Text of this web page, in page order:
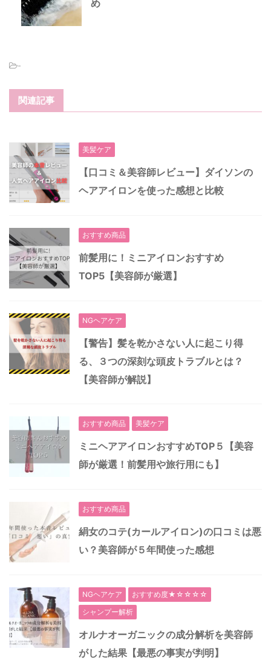
め
-
関連記事
美髪ケア
【口コミ＆美容師レビュー】ダイソンの
ヘアアイロンを使った感想と比較
おすすめ商品
前髪用に！ミニアイロンおすすめ
TOP5【美容師が厳選】
NGヘアケア
【警告】髪を乾かさない人に起こり得
る、３つの深刻な頭皮トラブルとは？
【美容師が解説】
おすすめ商品 美髪ケア
ミニヘアアイロンおすすめTOP５【美容
師が厳選！前髪用や旅行用にも】
おすすめ商品
絹女のコテ(カールアイロン)の口コミは悪
い？美容師が５年間使った感想
NGヘアケア
おすすめ度★☆☆☆☆
シャンプー解析
オルナオーガニックの成分解析を美容師
がした結果【最悪の事実が判明】